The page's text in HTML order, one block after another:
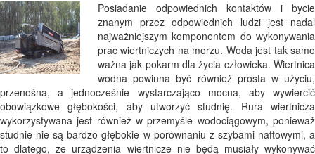
Posiadanie odpowiednich kontaktów i bycie
znanym przez odpowiednich ludzi jest nadal
najważniejszym komponentem do wykonywania
prac wiertniczych na morzu. Woda jest tak samo
ważna jak pokarm dla życia człowieka. Wiertnica
wodna powinna być również prosta w użyciu,
przenośna, a jednocześnie wystarczająco mocna, aby wywiercić
obowiązkowe głębokości, aby utworzyć studnię. Rura wiertnicza
wykorzystywana jest również w przemyśle wodociągowym, ponieważ
studnie nie są bardzo głębokie w porównaniu z szybami naftowymi, a
to dlatego, że urządzenia wiertnicze nie będą musiały wykonywać